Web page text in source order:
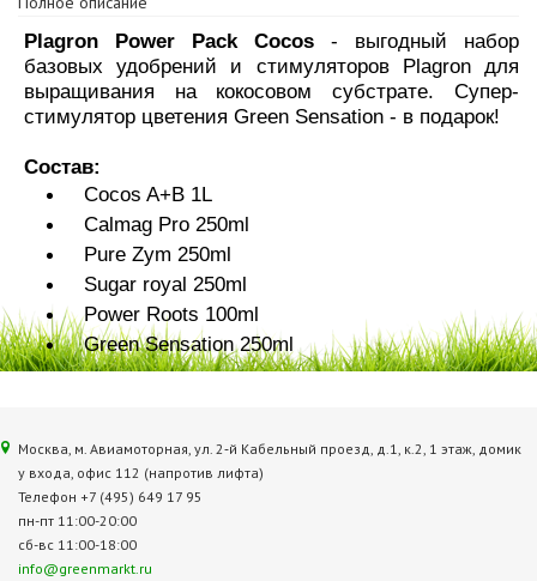
Plagron Power Pack Cocos - выгодный набор
базовых удобрений и стимуляторов Plagron для
выращивания на кокосовом субстрате. Супер-
стимулятор цветения Green Sensation - в подарок!
Состав:
Cocos A+B 1L
Calmag Pro 250ml
Pure Zym 250ml
Sugar royal 250ml
Power Roots 100ml
Green Sensation 250ml
Москва, м. Авиамоторная, ул. 2‑й Кабельный проезд, д.1, к.2, 1 этаж, домик
у входа, офис 112 (напротив лифта)
Телефон +7 (495) 649 17 95
пн-пт 11:00-20:00
сб-вс 11:00-18:00
info@greenmarkt.ru